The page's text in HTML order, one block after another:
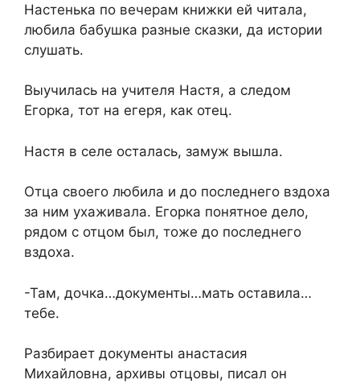
Настенька по вечерам книжки ей читала,
любила бабушка разные сказки, да истории
слушать.
Выучилась на учителя Настя, а следом
Егорка, тот на егеря, как отец.
Настя в селе осталась, замуж вышла.
Отца своего любила и до последнего вздоха
за ним ухаживала. Егорка понятное дело,
рядом с отцом был, тоже до последнего
вздоха.
-Там, дочка…документы…мать оставила…
тебе.
Разбирает документы анастасия
Михайловна, архивы отцовы, писал он